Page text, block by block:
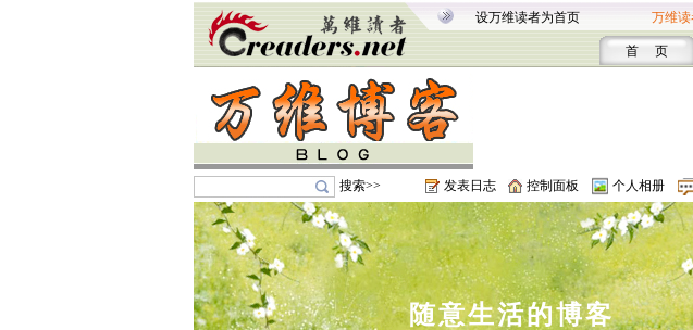
设万维读者为首页 万维
首 页
搜索>> 发表日志 控制面板 个人相册
随意生活的博客